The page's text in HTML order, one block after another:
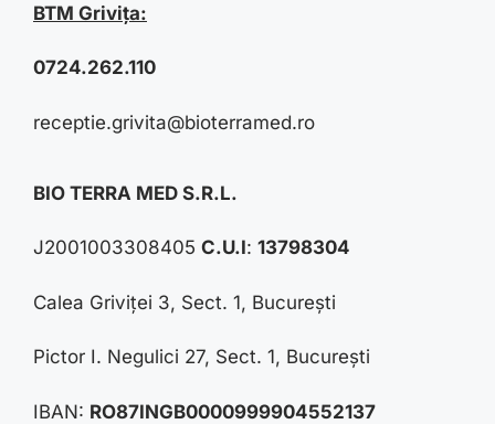
BTM Grivița:
0724.262.110
receptie.grivita@bioterramed.ro
BIO TERRA MED S.R.L.
J2001003308405 C.U.I: 13798304
Calea Griviței 3, Sect. 1, București
Pictor I. Negulici 27, Sect. 1, București
IBAN: RO87INGB0000999904552137